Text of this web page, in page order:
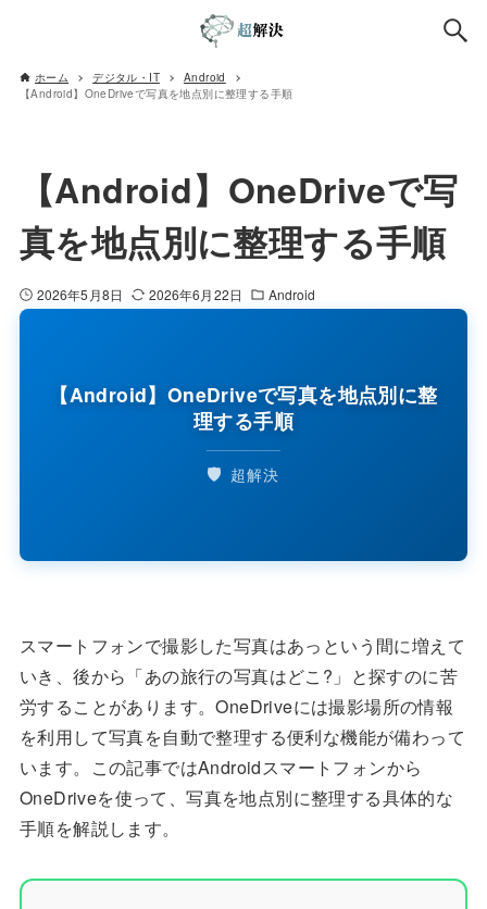
ホーム デジタル・IT
Android
【Android】OneDriveで写真を地点別に整理する手順
【Android】OneDriveで写
真を地点別に整理する手順
2026年5月8日 2026年6月22日 Android
【Android】OneDriveで写真を地点別に整
理する手順
🛡️ 超解決
スマートフォンで撮影した写真はあっという間に増えて
いき、後から「あの旅行の写真はどこ?」と探すのに苦
労することがあります。OneDriveには撮影場所の情報
を利用して写真を自動で整理する便利な機能が備わって
います。この記事ではAndroidスマートフォンから
OneDriveを使って、写真を地点別に整理する具体的な
手順を解説します。